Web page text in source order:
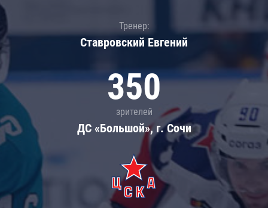
Тренер:
Ставровский Евгений
350
зрителей
ДС «Большой», г. Сочи